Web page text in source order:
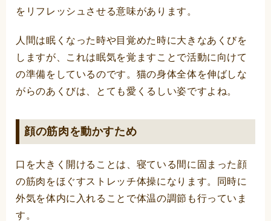
をリフレッシュさせる意味があります。
人間は眠くなった時や目覚めた時に大きなあくびを
しますが、これは眠気を覚ますことで活動に向けて
の準備をしているのです。猫の身体全体を伸ばしな
がらのあくびは、とても愛くるしい姿ですよね。
顔の筋肉を動かすため
口を大きく開けることは、寝ている間に固まった顔
の筋肉をほぐすストレッチ体操になります。同時に
外気を体内に入れることで体温の調節も行っていま
す。